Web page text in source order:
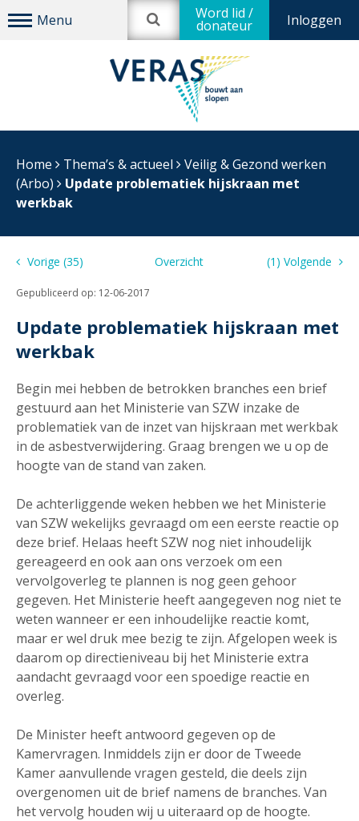
Inloggen
Word lid /
donateur
Home Thema’s & actueel
Veilig & Gezond werken
(Arbo)
Update problematiek hijskraan met
werkbak
Vorige (35) Overzicht (1) Volgende
Gepubliceerd op: 12-06-2017
Update problematiek hijskraan met
werkbak
Begin mei hebben de betrokken branches een brief
gestuurd aan het Ministerie van SZW inzake de
problematiek van de inzet van hijskraan met werkbak
in de asbestverwijdering. Graag brengen we u op de
hoogte van de stand van zaken.
De achterliggende weken hebben we het Ministerie
van SZW wekelijks gevraagd om een eerste reactie op
deze brief. Helaas heeft SZW nog niet inhoudelijk
gereageerd en ook aan ons verzoek om een
vervolgoverleg te plannen is nog geen gehoor
gegeven. Het Ministerie heeft aangegeven nog niet te
weten wanneer er een inhoudelijke reactie komt,
maar er wel druk mee bezig te zijn. Afgelopen week is
daarom op directieniveau bij het Ministerie extra
aandacht gevraagd voor een spoedige reactie en
overleg.
De Minister heeft antwoord gegeven op de
Kamervragen. Inmiddels zijn er door de Tweede
Kamer aanvullende vragen gesteld, die deels zijn
overgenomen uit de brief namens de branches. Van
het vervolg houden wij u uiteraard op de hoogte.